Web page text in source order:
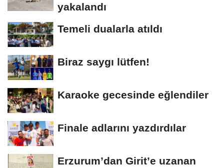
yakalandı
Temeli dualarla atıldı
Biraz saygı lütfen!
Karaoke gecesinde eğlendiler
Finale adlarını yazdırdılar
Erzurum’dan Girit’e uzanan